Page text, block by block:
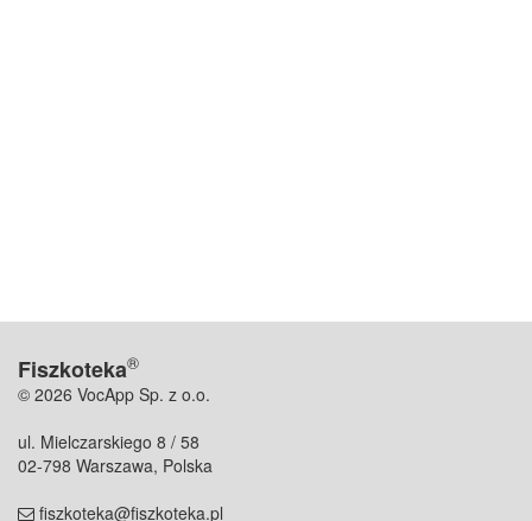
Fiszkoteka®
© 2026 VocApp Sp. z o.o.
ul. Mielczarskiego 8 / 58
02-798 Warszawa, Polska
fiszkoteka@fiszkoteka.pl